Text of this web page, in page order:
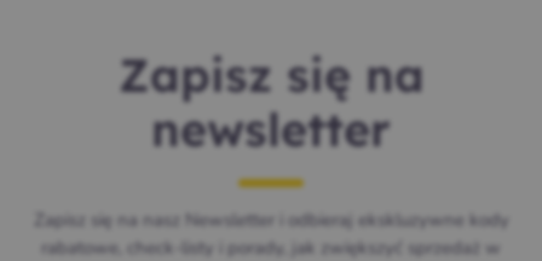
Zapisz się na
newsletter
Zapisz się na nasz Newsletter i odbieraj ekskluzywne kody
rabatowe, check-listy i porady, jak zwiększyć sprzedaż w